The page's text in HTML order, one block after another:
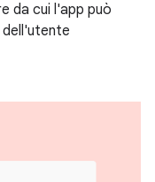
da cui l'app può